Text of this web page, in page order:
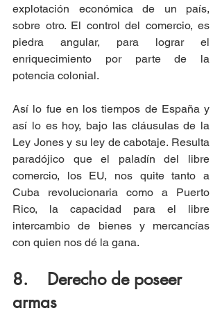
explotación económica de un país,
sobre otro. El control del comercio, es
piedra angular, para lograr el
enriquecimiento por parte de la
potencia colonial.
Así lo fue en los tiempos de España y
así lo es hoy, bajo las cláusulas de la
Ley Jones y su ley de cabotaje. Resulta
paradójico que el paladín del libre
comercio, los EU, nos quite tanto a
Cuba revolucionaria como a Puerto
Rico, la capacidad para el libre
intercambio de bienes y mercancías
con quien nos dé la gana.
8.    Derecho de poseer
armas